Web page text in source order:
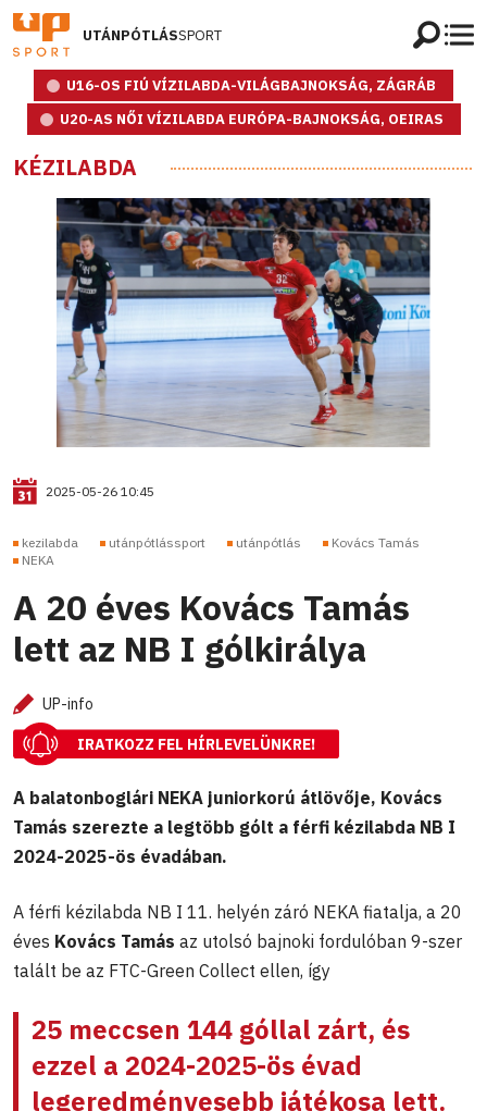
UTÁNPÓTLÁSSPORT
U16-OS FIÚ VÍZILABDA-VILÁGBAJNOKSÁG, ZÁGRÁB
U20-AS NŐI VÍZILABDA EURÓPA-BAJNOKSÁG, OEIRAS
KÉZILABDA
2025-05-26 10:45
kezilabda utánpótlássport utánpótlás
Kovács Tamás
NEKA
A 20 éves Kovács Tamás
lett az NB I gólkirálya
UP-info
IRATKOZZ FEL HÍRLEVELÜNKRE!
A balatonboglári NEKA juniorkorú átlövője, Kovács
Tamás szerezte a legtöbb gólt a férfi kézilabda NB I
2024-2025-ös évadában.
A férfi kézilabda NB I 11. helyén záró NEKA fiatalja, a 20
éves Kovács Tamás az utolsó bajnoki fordulóban 9-szer
talált be az FTC-Green Collect ellen, így
25 meccsen 144 góllal zárt, és
ezzel a 2024-2025-ös évad
legeredményesebb játékosa lett.